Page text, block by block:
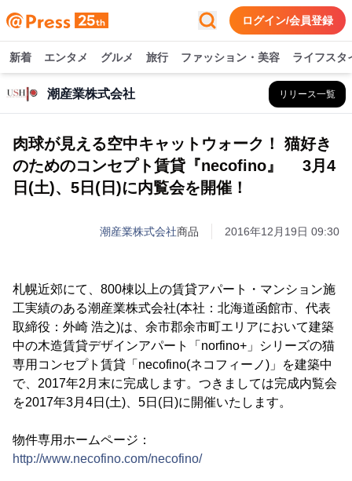
ログイン/会員登録
新着 エンタメ グルメ 旅行 ファッション・美容 ライフスタ
潮産業株式会社 リリース一覧
肉球が見える空中キャットウォーク！ 猫好き
のためのコンセプト賃貸『necofino』 3月4
日(土)、5日(日)に内覧会を開催！
潮産業株式会社商品 2016年12月19日 09:30
札幌近郊にて、800棟以上の賃貸アパート・マンション施
工実績のある潮産業株式会社(本社：北海道函館市、代表
取締役：外崎 浩之)は、余市郡余市町エリアにおいて建築
中の木造賃貸デザインアパート「norfino+」シリーズの猫
専用コンセプト賃貸「necofino(ネコフィーノ)」を建築中
で、2017年2月末に完成します。つきましては完成内覧会
を2017年3月4日(土)、5日(日)に開催いたします。
物件専用ホームページ：
http://www.necofino.com/necofino/